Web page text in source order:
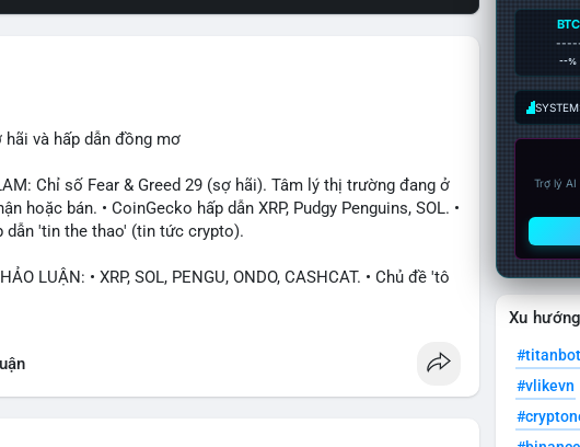
hãi và hấp dẫn đồng mơ
Chỉ số Fear & Greed 29 (sợ hãi). Tâm lý thị trường đang ở
hoặc bán. • CoinGecko hấp dẫn XRP, Pudgy Penguins, SOL. •
dẫn 'tin the thao' (tin tức crypto).
LUẬN: • XRP, SOL, PENGU, ONDO, CASHCAT. • Chủ đề 'tô
short.
THÔNG: • Trump khẳng định crypto là 'vấn đề lớn' giúp
trợ cổ phiếu Apple/IBM. • Bài đăng hấp dẫn về $HFT, $SKYAI,
BTC
--%
Trợ lý
Xu
#titanbot
#vlikevn